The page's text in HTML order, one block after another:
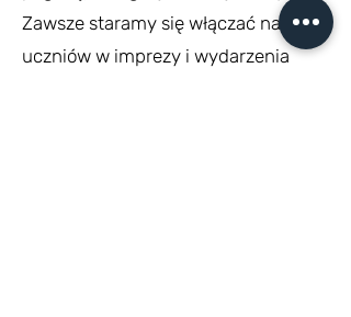
Zawsze staramy się włączać naszych
uczniów w imprezy i wydarzenia